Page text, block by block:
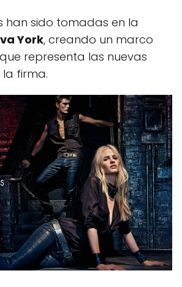
han sido tomadas en la
York, creando un marco
representa las nuevas
firma.